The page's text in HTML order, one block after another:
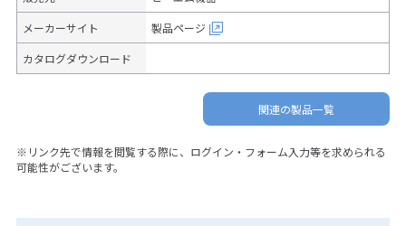
メーカーサイト 製品ページ
カタログダウンロード
関連の製品一覧
※リンク先で情報を閲覧する際に、ログイン・フォーム入力等を求められる
可能性がございます。